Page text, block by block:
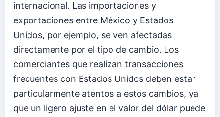
internacional. Las importaciones y
exportaciones entre México y Estados
Unidos, por ejemplo, se ven afectadas
directamente por el tipo de cambio. Los
comerciantes que realizan transacciones
frecuentes con Estados Unidos deben estar
particularmente atentos a estos cambios, ya
que un ligero ajuste en el valor del dólar puede